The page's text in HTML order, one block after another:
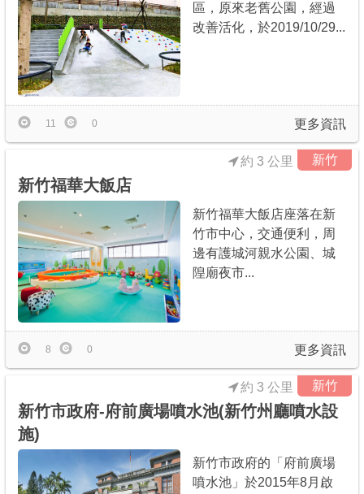
區，原來老舊公園，經過
改善活化，於2019/10/29...
更多資訊
11 0
新竹
約 3 公里
新竹福華大飯店
新竹福華大飯店座落在新
竹市中心，交通便利，周
邊有護城河親水公園、城
隍廟夜市...
更多資訊
8 0
新竹
約 3 公里
新竹市政府-府前廣場噴水池(新竹州廳噴水設
施)
新竹市政府的「府前廣場
噴水池」於2015年8月啟